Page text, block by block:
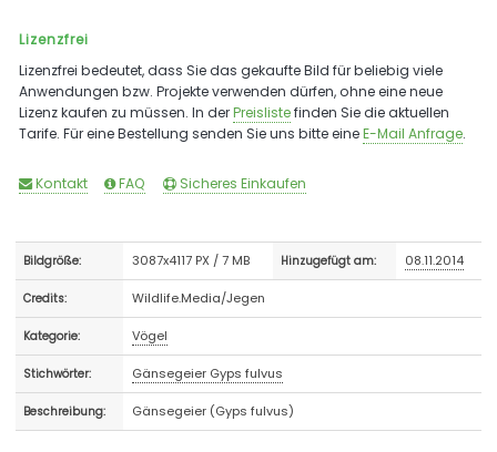
Lizenzfrei
Lizenzfrei bedeutet, dass Sie das gekaufte Bild für beliebig viele
Anwendungen bzw. Projekte verwenden dürfen, ohne eine neue
Lizenz kaufen zu müssen. In derPreislistefinden Sie die aktuellen
Tarife. Für eine Bestellung senden Sie uns bitte eineE-Mail Anfrage.
Kontakt FAQ Sicheres Einkaufen
Bildgröße: 3087x4117 PX / 7 MB Hinzugefügt am: 08.11.2014
Credits: Wildlife.Media/Jegen
Kategorie: Vögel
Stichwörter: Gänsegeier Gyps fulvus
Beschreibung: Gänsegeier (Gyps fulvus)